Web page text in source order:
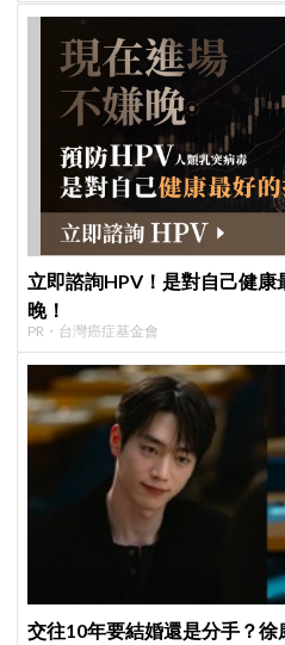
立即諮詢HPV！是對自己健
晚！
PR・台灣癌症基金會
交往10年要結婚還是分手？